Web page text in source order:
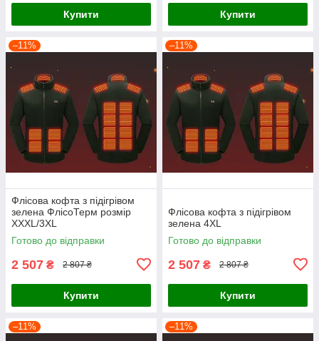
Купити Купити
–11%
Флісова кофта з підігрівом
зелена ФлісоТерм розмір
XXXL/3XL
Готово до відправки
2 507 ₴ 2 807 ₴
Купити
–11%
Флісова кофта з підігрівом
зелена 4XL
Готово до відправки
2 507 ₴ 2 807 ₴
Купити
–11% –11%